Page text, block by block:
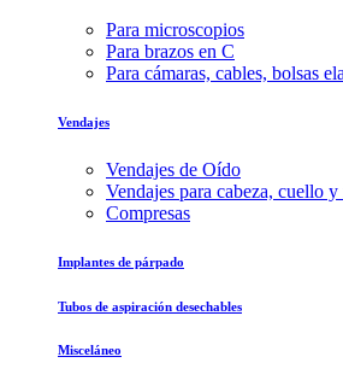
Para microscopios
Para brazos en C
Para cámaras, cables, bolsas
Vendajes
Vendajes de Oído
Vendajes para cabeza, cuello
Compresas
Implantes de párpado
Tubos de aspiración desechables
Misceláneo